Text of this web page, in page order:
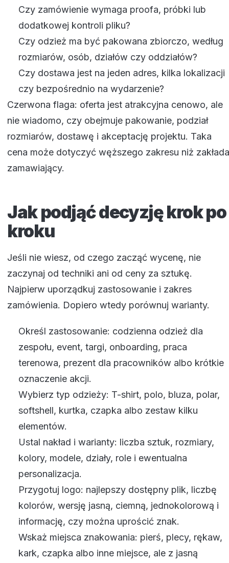
Czy zamówienie wymaga proofa, próbki lub
dodatkowej kontroli pliku?
Czy odzież ma być pakowana zbiorczo, według
rozmiarów, osób, działów czy oddziałów?
Czy dostawa jest na jeden adres, kilka lokalizacji
czy bezpośrednio na wydarzenie?
Czerwona flaga: oferta jest atrakcyjna cenowo, ale
nie wiadomo, czy obejmuje pakowanie, podział
rozmiarów, dostawę i akceptację projektu. Taka
cena może dotyczyć węższego zakresu niż zakłada
zamawiający.
Jak podjąć decyzję krok po
kroku
Jeśli nie wiesz, od czego zacząć wycenę, nie
zaczynaj od techniki ani od ceny za sztukę.
Najpierw uporządkuj zastosowanie i zakres
zamówienia. Dopiero wtedy porównuj warianty.
Określ zastosowanie: codzienna odzież dla
zespołu, event, targi, onboarding, praca
terenowa, prezent dla pracowników albo krótkie
oznaczenie akcji.
Wybierz typ odzieży: T-shirt, polo, bluza, polar,
softshell, kurtka, czapka albo zestaw kilku
elementów.
Ustal nakład i warianty: liczba sztuk, rozmiary,
kolory, modele, działy, role i ewentualna
personalizacja.
Przygotuj logo: najlepszy dostępny plik, liczbę
kolorów, wersję jasną, ciemną, jednokolorową i
informację, czy można uprościć znak.
Wskaż miejsca znakowania: pierś, plecy, rękaw,
kark, czapka albo inne miejsce, ale z jasną